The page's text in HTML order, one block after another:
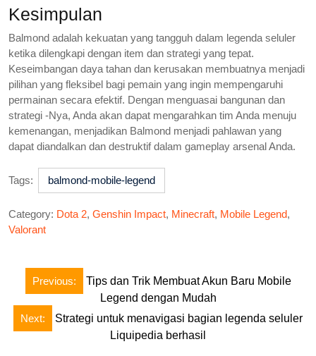
Kesimpulan
Balmond adalah kekuatan yang tangguh dalam legenda seluler
ketika dilengkapi dengan item dan strategi yang tepat.
Keseimbangan daya tahan dan kerusakan membuatnya menjadi
pilihan yang fleksibel bagi pemain yang ingin mempengaruhi
permainan secara efektif. Dengan menguasai bangunan dan
strategi -Nya, Anda akan dapat mengarahkan tim Anda menuju
kemenangan, menjadikan Balmond menjadi pahlawan yang
dapat diandalkan dan destruktif dalam gameplay arsenal Anda.
Tags: balmond-mobile-legend
Category: Dota 2, Genshin Impact, Minecraft, Mobile Legend,
Valorant
Post
navigation
Previous:
Tips dan Trik Membuat Akun Baru Mobile
Legend dengan Mudah
Next:
Strategi untuk menavigasi bagian legenda seluler
Liquipedia berhasil